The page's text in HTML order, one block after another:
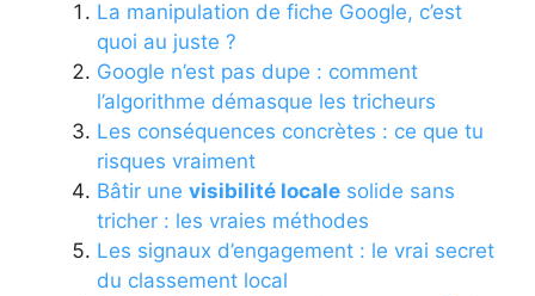
La manipulation de fiche Google, c’est
quoi au juste ?
Google n’est pas dupe : comment
l’algorithme démasque les tricheurs
Les conséquences concrètes : ce que tu
risques vraiment
Bâtir une visibilité locale solide sans
tricher : les vraies méthodes
Les signaux d’engagement : le vrai secret
du classement local